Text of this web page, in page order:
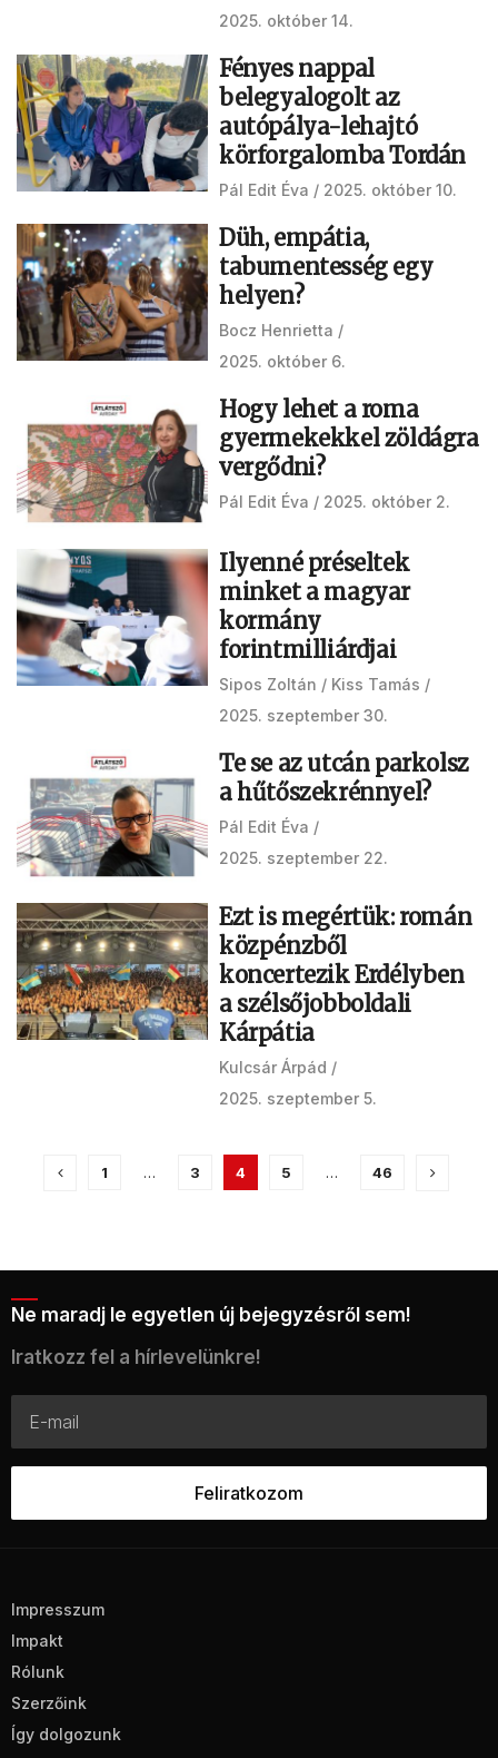
2025. október 14.
Fényes nappal
belegyalogolt az
autópálya-lehajtó
körforgalomba Tordán
Pál Edit Éva 2025. október 10.
Düh, empátia,
tabumentesség egy
helyen?
Bocz Henrietta
2025. október 6.
Hogy lehet a roma
gyermekekkel zöldágra
vergődni?
Pál Edit Éva 2025. október 2.
Ilyenné préseltek
minket a magyar
kormány
forintmilliárdjai
Sipos Zoltán
Kiss Tamás
2025. szeptember 30.
Te se az utcán parkolsz
a hűtőszekrénnyel?
Pál Edit Éva
2025. szeptember 22.
Ezt is megértük: román
közpénzből
koncertezik Erdélyben
a szélsőjobboldali
Kárpátia
Kulcsár Árpád
2025. szeptember 5.
1 … 3 4 5 … 46
Ne maradj le egyetlen új bejegyzésről sem!
Iratkozz fel a hírlevelünkre!
Impresszum
Impakt
Rólunk
Szerzőink
Így dolgozunk